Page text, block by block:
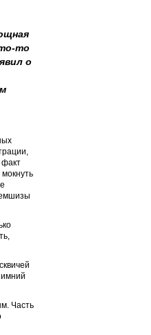
то
о
факт
Часть